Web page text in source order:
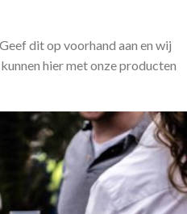
dit op voorhand aan en wij
hier met onze producten